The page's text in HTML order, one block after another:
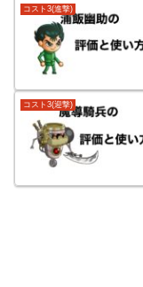
コスト3(進撃)
コスト3(迎撃)